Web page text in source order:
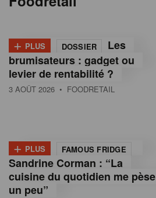
+ PLUS DOSSIER
Les
brumisateurs : gadget ou
levier de rentabilité ?
3 AOÛT 2026 • FOODRETAIL
+ PLUS FAMOUS FRIDGE
Sandrine Corman : “La
cuisine du quotidien me pèse
un peu”